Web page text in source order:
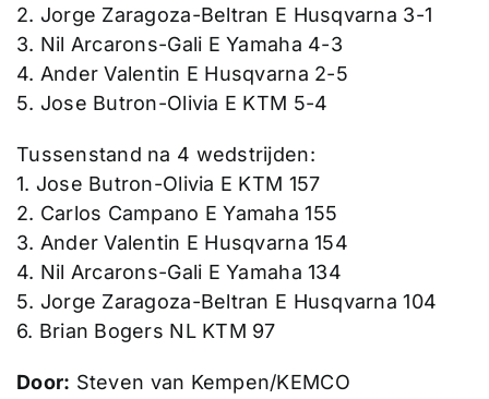
2. Jorge Zaragoza-Beltran E Husqvarna 3-1
3. Nil Arcarons-Gali E Yamaha 4-3
4. Ander Valentin E Husqvarna 2-5
5. Jose Butron-Olivia E KTM 5-4
Tussenstand na 4 wedstrijden:
1. Jose Butron-Olivia E KTM 157
2. Carlos Campano E Yamaha 155
3. Ander Valentin E Husqvarna 154
4. Nil Arcarons-Gali E Yamaha 134
5. Jorge Zaragoza-Beltran E Husqvarna 104
6. Brian Bogers NL KTM 97
Door: Steven van Kempen/KEMCO